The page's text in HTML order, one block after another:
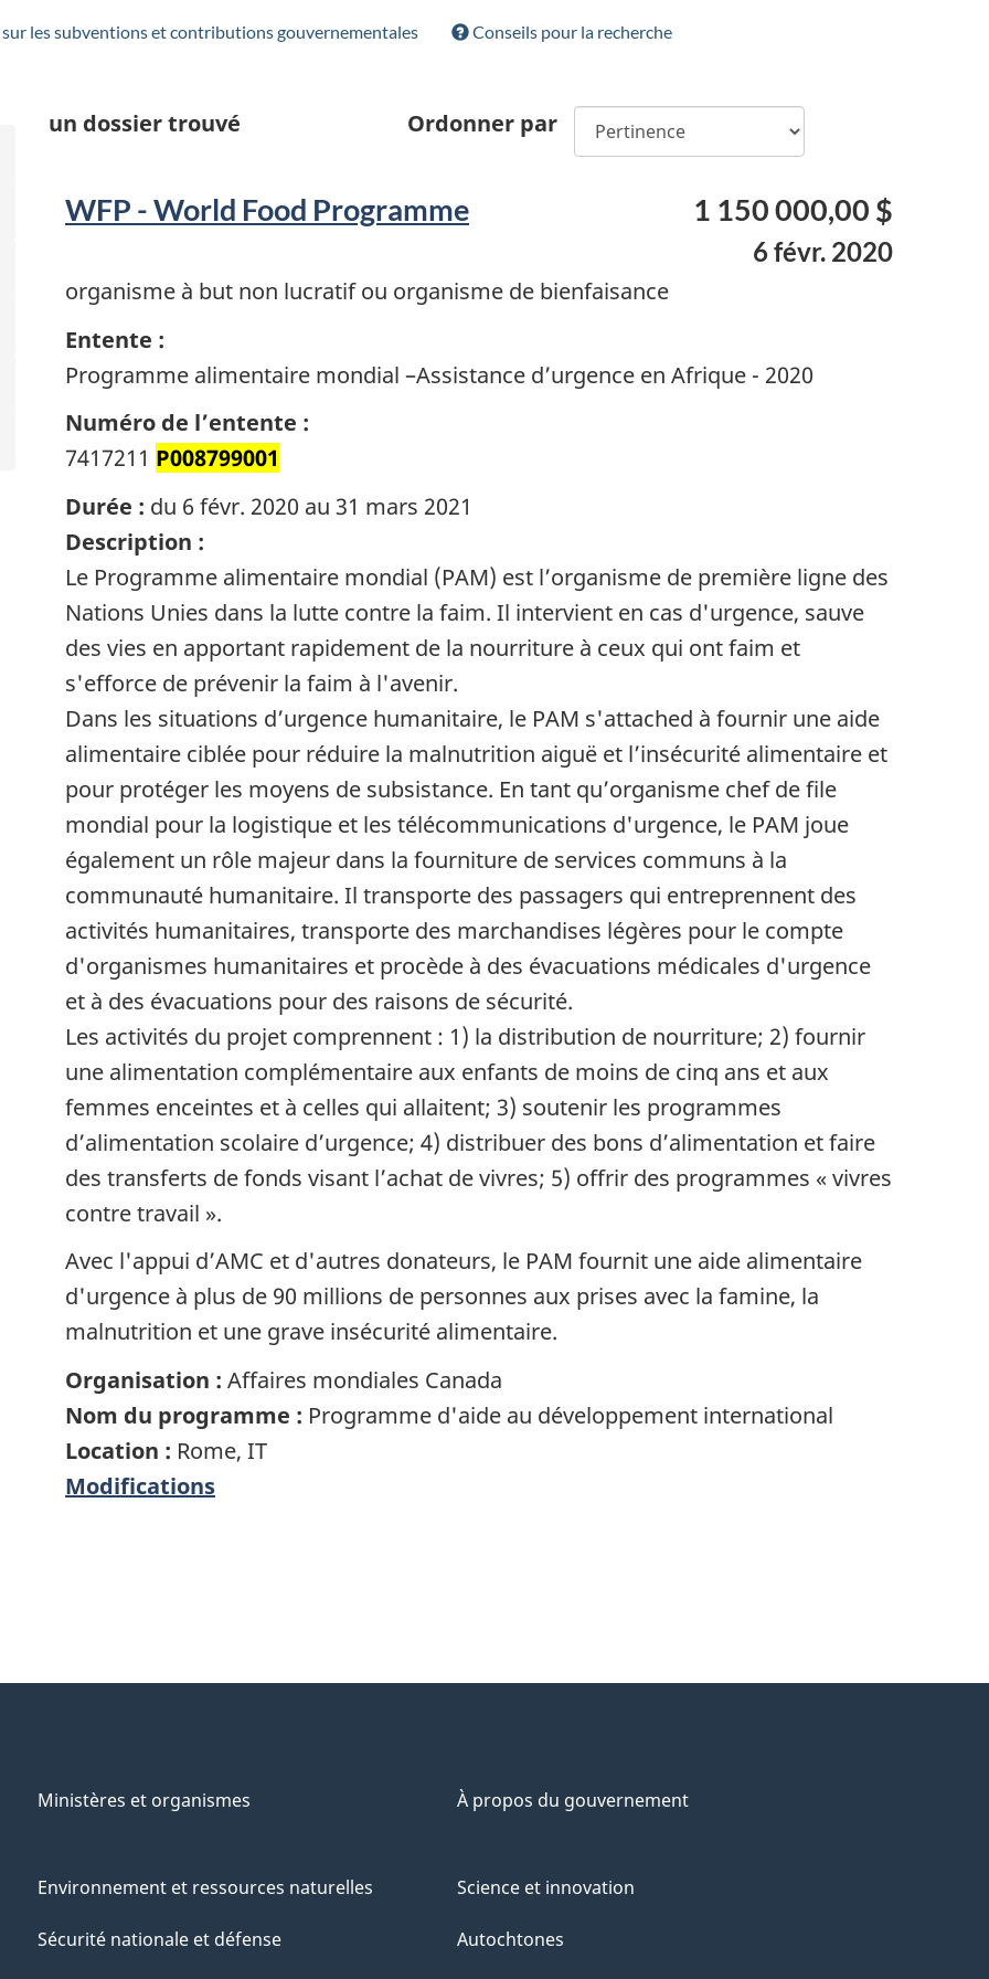
les subventions et contributions gouvernementales Conseils pour la recherche
un dossier trouvé Ordonner par
WFP - World Food Programme 1 150 000,00 $
6 févr. 2020
organisme à but non lucratif ou organisme de bienfaisance
Entente :
Programme alimentaire mondial –Assistance d’urgence en Afrique - 2020
Numéro de l’entente :
7417211 P008799001
Durée : du 6 févr. 2020 au 31 mars 2021
Description :
Le Programme alimentaire mondial (PAM) est l’organisme de première ligne des
Nations Unies dans la lutte contre la faim. Il intervient en cas d'urgence, sauve
des vies en apportant rapidement de la nourriture à ceux qui ont faim et
s'efforce de prévenir la faim à l'avenir.
Dans les situations d’urgence humanitaire, le PAM s'attached à fournir une aide
alimentaire ciblée pour réduire la malnutrition aiguë et l’insécurité alimentaire et
pour protéger les moyens de subsistance. En tant qu’organisme chef de file
mondial pour la logistique et les télécommunications d'urgence, le PAM joue
également un rôle majeur dans la fourniture de services communs à la
communauté humanitaire. Il transporte des passagers qui entreprennent des
activités humanitaires, transporte des marchandises légères pour le compte
d'organismes humanitaires et procède à des évacuations médicales d'urgence
et à des évacuations pour des raisons de sécurité.
Les activités du projet comprennent : 1) la distribution de nourriture; 2) fournir
une alimentation complémentaire aux enfants de moins de cinq ans et aux
femmes enceintes et à celles qui allaitent; 3) soutenir les programmes
d’alimentation scolaire d’urgence; 4) distribuer des bons d’alimentation et faire
des transferts de fonds visant l’achat de vivres; 5) offrir des programmes « vivres
contre travail ».
Avec l'appui d’AMC et d'autres donateurs, le PAM fournit une aide alimentaire
d'urgence à plus de 90 millions de personnes aux prises avec la famine, la
malnutrition et une grave insécurité alimentaire.
Organisation : Affaires mondiales Canada
Nom du programme : Programme d'aide au développement international
Location : Rome, IT
Modifications
Ministères et organismes À propos du gouvernement
Environnement et ressources naturelles
Sécurité nationale et défense
Science et innovation
Autochtones